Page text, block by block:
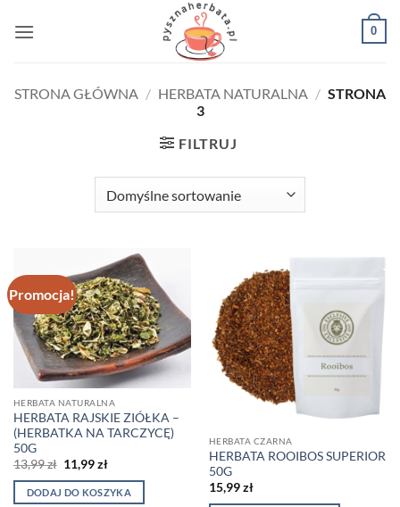
0
STRONA GŁÓWNA / HERBATA NATURALNA / STRONA
3
FILTRUJ
Promocja!
HERBATA NATURALNA
HERBATA RAJSKIE ZIÓŁKA –
(HERBATKA NA TARCZYCĘ)
50G
13,99zł Pierwotna
cena
wynosiła:
13,99 zł.
11,99złAktualna
wynosi:
11,99 zł.
DODAJ DO KOSZYKA
HERBATA CZARNA
HERBATA ROOIBOS SUPERIOR
50G
15,99zł